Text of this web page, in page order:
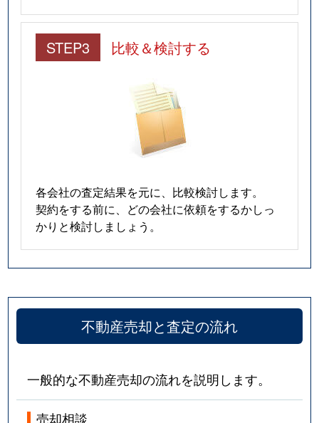
STEP3 比較＆検討する
各会社の査定結果を元に、比較検討します。
契約をする前に、どの会社に依頼をするかしっ
かりと検討しましょう。
不動産売却と査定の流れ
一般的な不動産売却の流れを説明します。
売却相談